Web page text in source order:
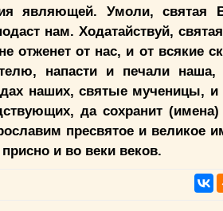
являющей. Умоли,
нам. Ходатайствуй,
отженет от нас, и от всякие
напасти и печали
наших, святые мученицы,
да сохранит
пресвятое и великое
и во веки веков.